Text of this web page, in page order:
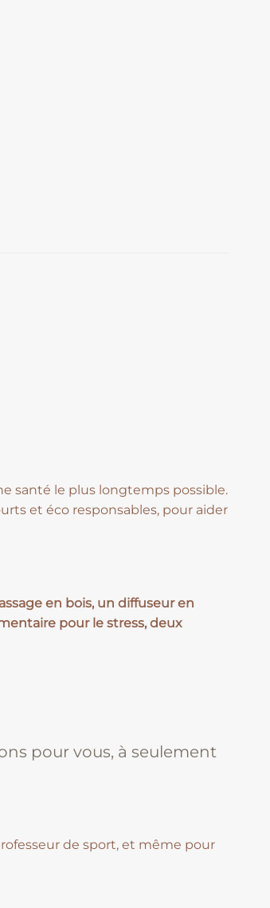
santé le plus longtemps possible.
et éco responsables, pour aider
en bois, un diffuseur en
pour le stress, deux
pour vous, à seulement
de sport, et même pour